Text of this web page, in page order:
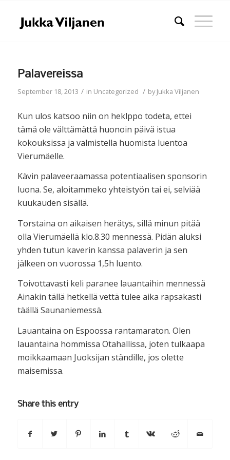
Palavereissa
September 18, 2013 / in Uncategorized / byJukka Viljanen
Kun ulos katsoo niin on heklppo todeta, ettei
tämä ole välttämättä huonoin päivä istua
kokouksissa ja valmistella huomista luentoa
Vierumäelle.
Kävin palaveeraamassa potentiaalisen sponsorin
luona. Se, aloitammeko yhteistyön tai ei, selviää
kuukauden sisällä.
Torstaina on aikaisen herätys, sillä minun pitää
olla Vierumäellä klo.8.30 mennessä. Pidän aluksi
yhden tutun kaverin kanssa palaverin ja sen
jälkeen on vuorossa 1,5h luento.
Toivottavasti keli paranee lauantaihin mennessä
Ainakin tällä hetkellä vettä tulee aika rapsakasti
täällä Saunaniemessä.
Lauantaina on Espoossa rantamaraton. Olen
lauantaina hommissa Otahallissa, joten tulkaapa
moikkaamaan Juoksijan ständille, jos olette
maisemissa.
Share this entry